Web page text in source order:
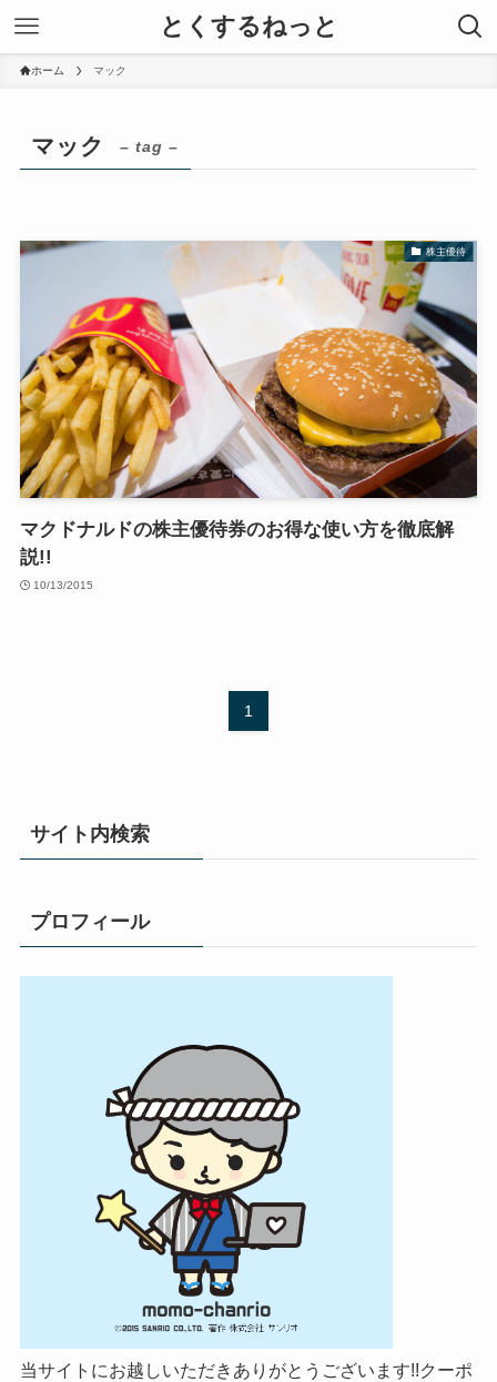
とくするねっと
ホーム マック
マック – tag –
株主優待
マクドナルドの株主優待券のお得な使い方を徹底解
説!!
10/13/2015
1
サイト内検索
プロフィール
当サイトにお越しいただきありがとうございます!!クーポ